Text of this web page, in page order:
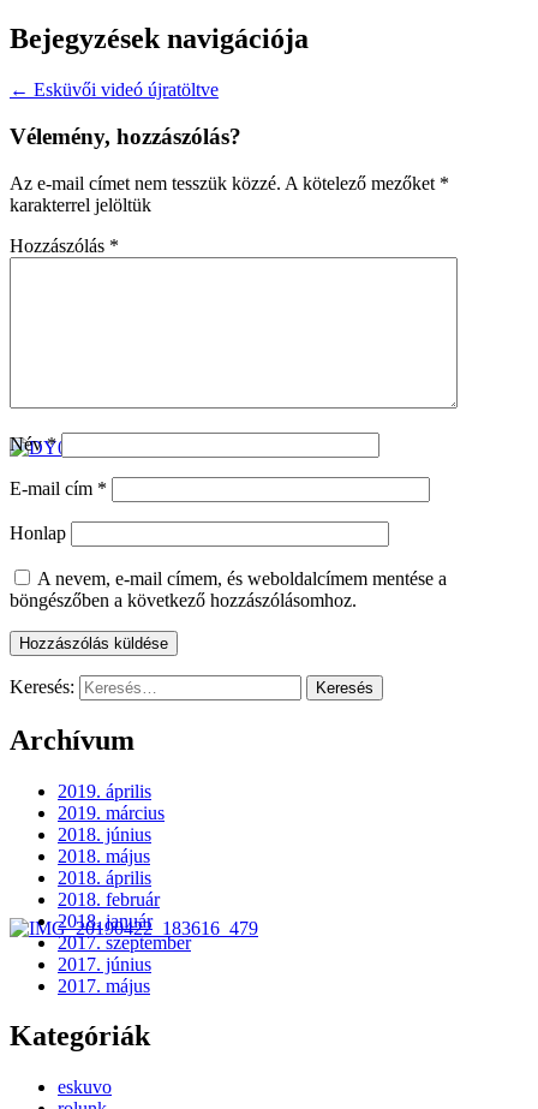
Bejegyzések navigációja
← Esküvői videó újratöltve
Vélemény, hozzászólás?
Az e-mail címet nem tesszük közzé. A kötelező mezőket *
karakterrel jelöltük
Hozzászólás *
Név*
E-mail cím *
Honlap
A nevem, e-mail címem, és weboldalcímem mentése a
böngészőben a következő hozzászólásomhoz.
Keresés:
Archívum
2019. április
2019. március
2018. június
2018. május
2018. április
2018. február
2018. január
2017. szeptember
2017. június
2017. május
Kategóriák
eskuvo